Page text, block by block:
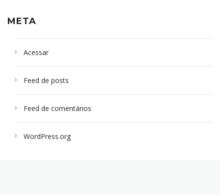
META
Acessar
Feed de posts
Feed de comentários
WordPress.org